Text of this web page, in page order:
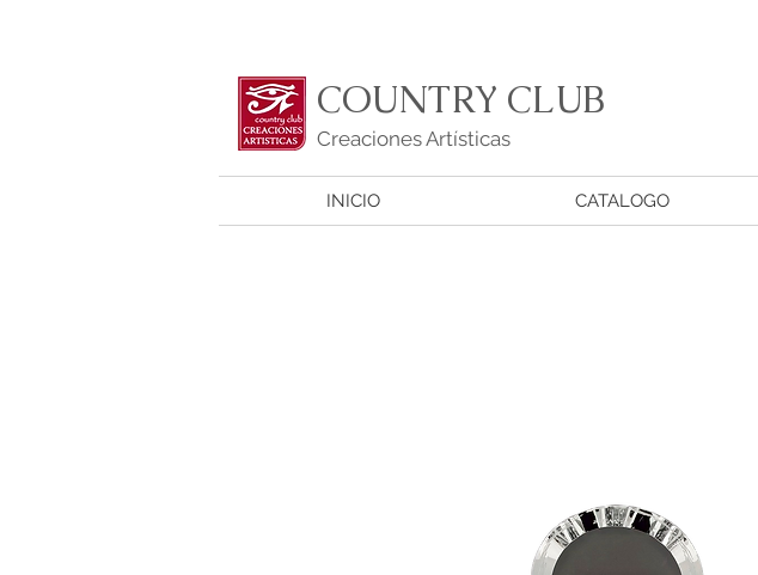
COUNTRY CLUB
Creaciones Artísticas
INICIO CATALOGO